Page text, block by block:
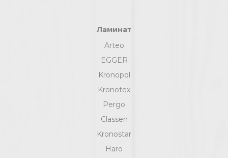
Ламинат
Arteo
EGGER
Kronopol
Kronotex
Pergo
Classen
Kronostar
Haro